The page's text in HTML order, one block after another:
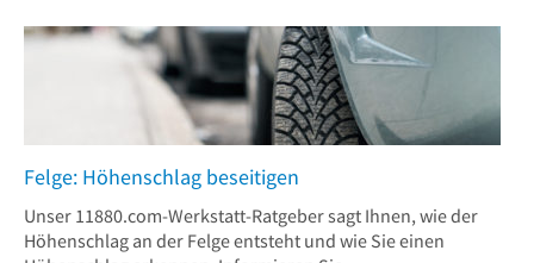
Felge: Höhenschlag beseitigen
Unser 11880.com-Werkstatt-Ratgeber sagt Ihnen, wie der
Höhenschlag an der Felge entsteht und wie Sie einen